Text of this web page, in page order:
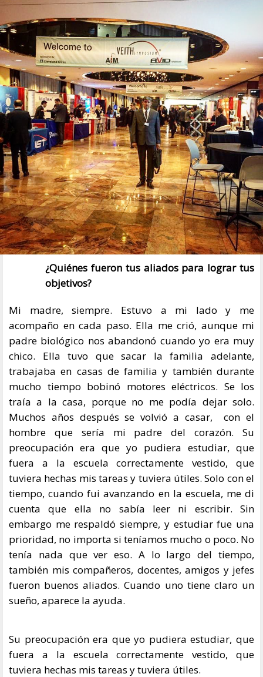
¿Quiénes fueron tus aliados para lograr tus
objetivos?
Mi madre, siempre. Estuvo a mi lado y me
acompaño en cada paso. Ella me crió, aunque mi
padre biológico nos abandonó cuando yo era muy
chico. Ella tuvo que sacar la familia adelante,
trabajaba en casas de familia y también durante
mucho tiempo bobinó motores eléctricos. Se los
traía a la casa, porque no me podía dejar solo.
Muchos años después se volvió a casar, con el
hombre que sería mi padre del corazón. Su
preocupación era que yo pudiera estudiar, que
fuera a la escuela correctamente vestido, que
tuviera hechas mis tareas y tuviera útiles. Solo con el
tiempo, cuando fui avanzando en la escuela, me di
cuenta que ella no sabía leer ni escribir. Sin
embargo me respaldó siempre, y estudiar fue una
prioridad, no importa si teníamos mucho o poco. No
tenía nada que ver eso. A lo largo del tiempo,
también mis compañeros, docentes, amigos y jefes
fueron buenos aliados. Cuando uno tiene claro un
sueño, aparece la ayuda.
Su preocupación era que yo pudiera estudiar, que
fuera a la escuela correctamente vestido, que
tuviera hechas mis tareas y tuviera útiles.